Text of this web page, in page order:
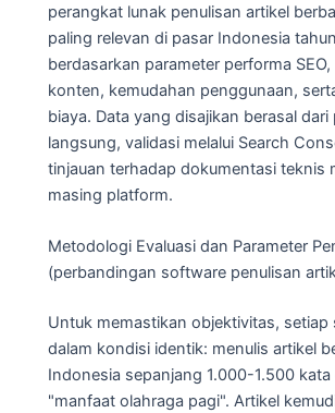
perangkat lunak penulisan artikel
paling relevan di pasar Indonesia
berdasarkan parameter performa SEO,
konten, kemudahan penggunaan,
biaya. Data yang disajikan berasal dari
langsung, validasi melalui Search
tinjauan terhadap dokumentasi teknis
masing platform.
Metodologi Evaluasi dan Parameter
(perbandingan software penulisan
Untuk memastikan objektivitas, setiap
dalam kondisi identik: menulis artikel
Indonesia sepanjang 1.000-1.500
"manfaat olahraga pagi". Artikel